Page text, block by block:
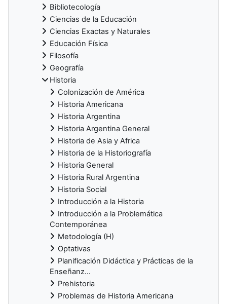
Bibliotecología
Ciencias de la Educación
Ciencias Exactas y Naturales
Educación Física
Filosofía
Geografía
Historia
Colonización de América
Historia Americana
Historia Argentina
Historia Argentina General
Historia de Asia y Africa
Historia de la Historiografía
Historia General
Historia Rural Argentina
Historia Social
Introducción a la Historia
Introducción a la Problemática
Contemporánea
Metodología (H)
Optativas
Planificación Didáctica y Prácticas de la
Enseñanz...
Prehistoria
Problemas de Historia Americana